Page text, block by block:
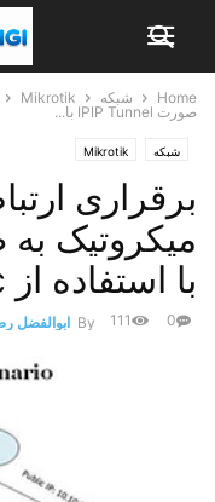
Home شبکه Mikrotik
صورت IPIP Tunnel با...
شبکه Mikrotik
برقراری
با استفاده از IPSec
By ابوالفضل 0
111